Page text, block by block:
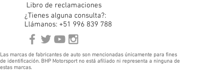
Libro de reclamaciones
¿Tienes alguna consulta?:
Llámanos: +51 996 839 788
Las marcas de fabricantes de auto son mencionadas únicamente para fines
de identificación. BHP Motorsport no está afiliado ni representa a ninguna de
estas marcas.